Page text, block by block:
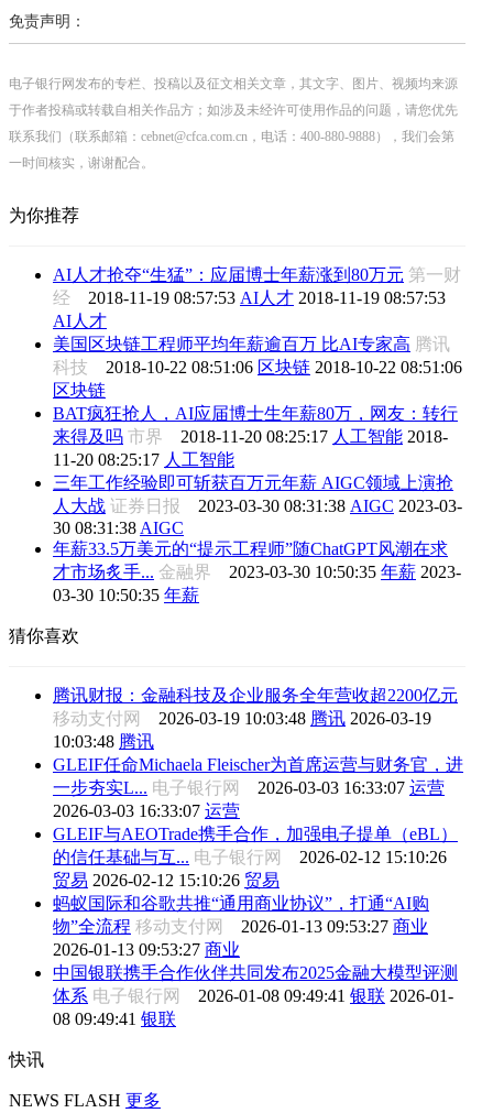
免责声明：
电子银行网发布的专栏、投稿以及征文相关文章，其文字、图片、视频均来源
于作者投稿或转载自相关作品方；如涉及未经许可使用作品的问题，请您优先
联系我们（联系邮箱：cebnet@cfca.com.cn，电话：400-880-9888），我们会第
一时间核实，谢谢配合。
为你推荐
AI人才抢夺“生猛”：应届博士年薪涨到80万元 第一财
经 2018-11-19 08:57:53 AI人才 2018-11-19 08:57:53
AI人才
美国区块链工程师平均年薪逾百万 比AI专家高 腾讯
科技 2018-10-22 08:51:06 区块链 2018-10-22 08:51:06
区块链
BAT疯狂抢人，AI应届博士生年薪80万，网友：转行
来得及吗 市界 2018-11-20 08:25:17 人工智能 2018-
11-20 08:25:17 人工智能
三年工作经验即可斩获百万元年薪 AIGC领域上演抢
人大战 证券日报 2023-03-30 08:31:38 AIGC 2023-03-
30 08:31:38 AIGC
年薪33.5万美元的“提示工程师”随ChatGPT风潮在求
才市场炙手... 金融界 2023-03-30 10:50:35 年薪 2023-
03-30 10:50:35 年薪
猜你喜欢
腾讯财报：金融科技及企业服务全年营收超2200亿元
移动支付网 2026-03-19 10:03:48 腾讯 2026-03-19
10:03:48 腾讯
GLEIF任命Michaela Fleischer为首席运营与财务官，进
一步夯实L... 电子银行网 2026-03-03 16:33:07 运营
2026-03-03 16:33:07 运营
GLEIF与AEOTrade携手合作，加强电子提单（eBL）
的信任基础与互... 电子银行网 2026-02-12 15:10:26
贸易 2026-02-12 15:10:26 贸易
蚂蚁国际和谷歌共推“通用商业协议”，打通“AI购
物”全流程 移动支付网 2026-01-13 09:53:27 商业
2026-01-13 09:53:27 商业
中国银联携手合作伙伴共同发布2025金融大模型评测
体系 电子银行网 2026-01-08 09:49:41 银联 2026-01-
08 09:49:41 银联
快讯
NEWS FLASH 更多